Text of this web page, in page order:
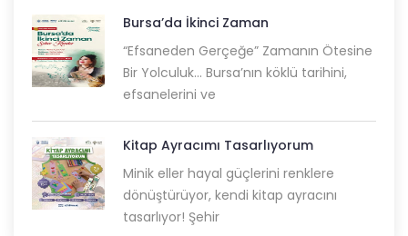
Bursa’da İkinci Zaman
“Efsaneden Gerçeğe” Zamanın Ötesine
Bir Yolculuk... Bursa’nın köklü tarihini,
efsanelerini ve
Kitap Ayracımı Tasarlıyorum
Minik eller hayal güçlerini renklere
dönüştürüyor, kendi kitap ayracını
tasarlıyor! Şehir